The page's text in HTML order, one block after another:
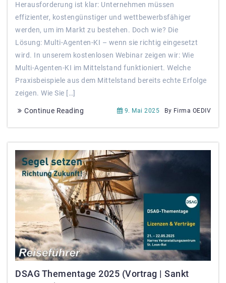
Herausforderung ist klar: Unternehmen müssen
effizienter, kostengünstiger und wettbewerbsfähiger
werden, um im Markt zu bestehen. Doch wie? Die
Lösung: Multi-Agenten-KI – wenn sie richtig eingesetzt
wird. In unserem kostenlosen Webinar zeigen wir: Wie
Multi-Agenten-KI im Mittelstand funktioniert. Welche
Praxisbeispiele aus dem Mittelstand bereits echte Erfolge
zeigen. Wie Sie […]
Continue Reading 9. Mai 2025 By Firma OEDIV
DSAG Thementage 2025 (Vortrag | Sankt